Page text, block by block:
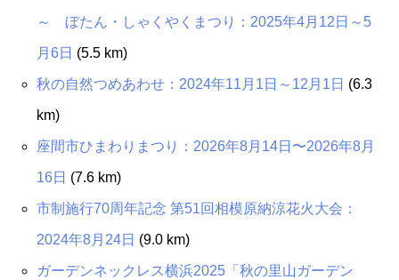
～ ぼたん・しゃくやくまつり：2025年4月12日～5
月6日 (5.5 km)
秋の自然つめあわせ：2024年11月1日～12月1日 (6.3
km)
座間市ひまわりまつり：2026年8月14日〜2026年8月
16日 (7.6 km)
市制施行70周年記念 第51回相模原納涼花火大会：
2024年8月24日 (9.0 km)
ガーデンネックレス横浜2025「秋の里山ガーデン